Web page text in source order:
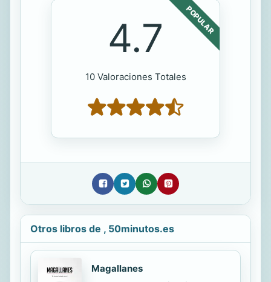
POPULAR
4.7
10 Valoraciones Totales
Otros libros de , 50minutos.es
Magallanes